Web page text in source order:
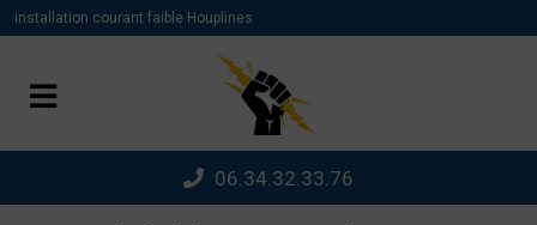
installation courant faible Houplines
06.34.32.33.76
Panneau de gestion des cookies